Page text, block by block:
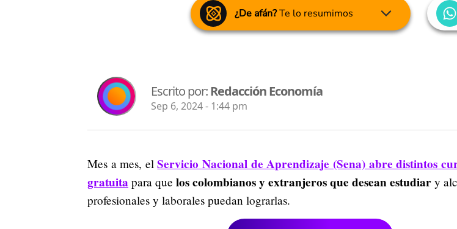
¿De afán?Te lo resumimos
Escrito por:Redacción Economía
Sep 6, 2024 - 1:44 pm
Mes a mes, elServicio Nacional de Aprendizaje (Sena) abre distintos
gratuita para que los colombianos y extranjeros que desean estudiar y
profesionales y laborales puedan lograrlas.